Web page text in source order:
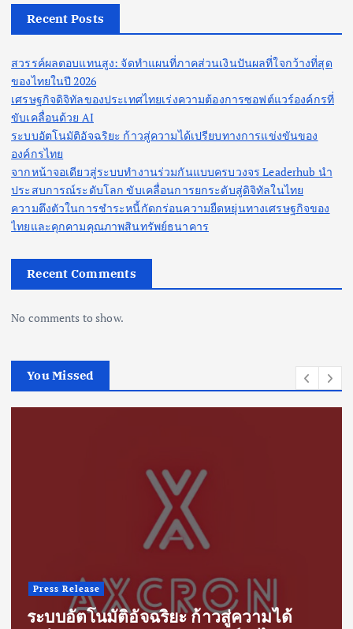
Recent Posts
สวรรค์ผลตอบแทนสูง: จัดทำแผนที่ภาคส่วนเงินปันผลที่ใจกว้างที่สุด
ของไทยในปี 2026
เศรษฐกิจดิจิทัลของประเทศไทยเร่งความต้องการซอฟต์แวร์องค์กรที่
ขับเคลื่อนด้วย AI
ระบบอัตโนมัติอัจฉริยะ ก้าวสู่ความได้เปรียบทางการแข่งขันของ
องค์กรไทย
จากหน้าจอเดียวสู่ระบบทำงานร่วมกันแบบครบวงจร Leaderhub นำ
ประสบการณ์ระดับโลก ขับเคลื่อนการยกระดับสู่ดิจิทัลในไทย
ความตึงตัวในการชำระหนี้กัดกร่อนความยืดหยุ่นทางเศรษฐกิจของ
ไทยและคุกคามคุณภาพสินทรัพย์ธนาคาร
Recent Comments
No comments to show.
You Missed
Press Release
ระบบอัตโนมัติอัจฉริยะ ก้าวสู่ความได้